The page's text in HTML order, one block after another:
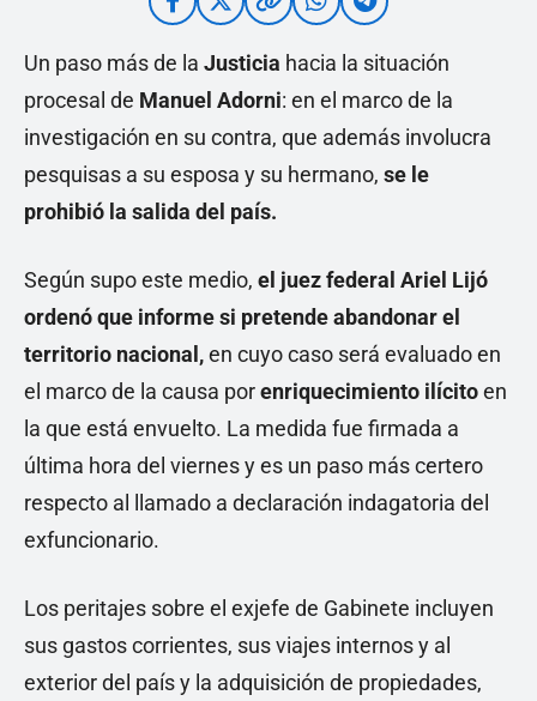
Un paso más de la Justicia hacia la situación
procesal de Manuel Adorni: en el marco de la
investigación en su contra, que además involucra
pesquisas a su esposa y su hermano, se le
prohibió la salida del país.
Según supo este medio, el juez federal Ariel Lijó
ordenó que informe si pretende abandonar el
territorio nacional,en cuyo caso será evaluado en
el marco de la causa porenriquecimiento ilícitoen
la que está envuelto. La medida fue firmada a
última hora del viernes y es un paso más certero
respecto al llamado a declaración indagatoria del
exfuncionario.
Los peritajes sobre el exjefe de Gabinete incluyen
sus gastos corrientes, sus viajes internos y al
exterior del país y la adquisición de propiedades,